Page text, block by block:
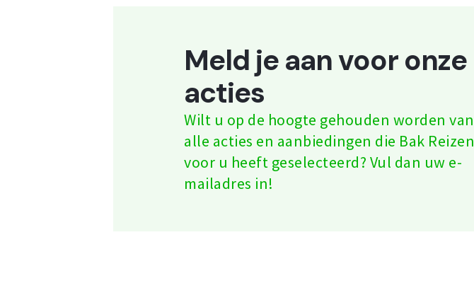
Meld je aan voor onze
acties
Wilt u op de hoogte gehouden worden van
alle acties en aanbiedingen die Bak Reizen
voor u heeft geselecteerd? Vul dan uw e-
mailadres in!